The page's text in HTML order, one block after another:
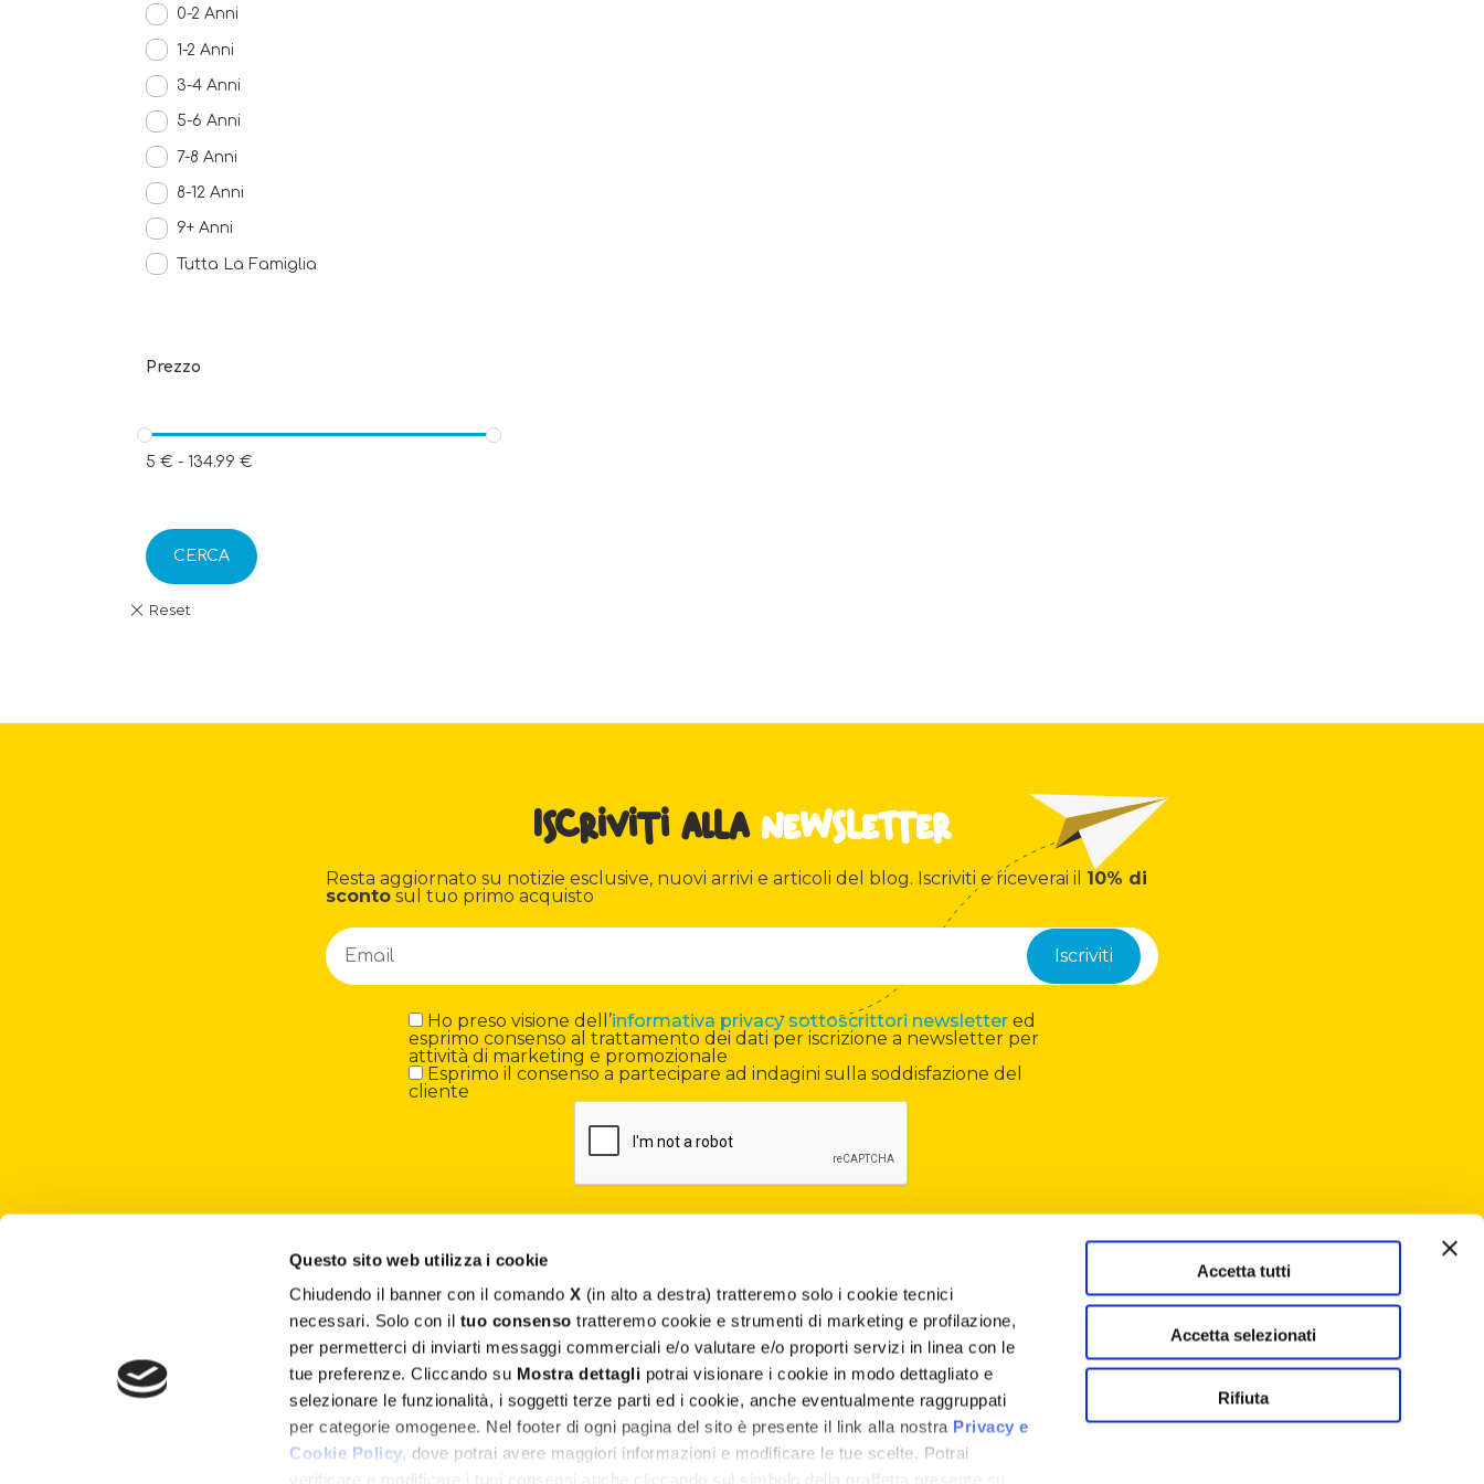
Questo sito web utilizza i cookie
Chiudendo il banner con il comando X (in alto a destra) tratteremo solo i cookie tecnici
necessari. Solo con il tuo consenso tratteremo cookie e strumenti di marketing e profilazione,
per permetterci di inviarti messaggi commerciali e/o valutare e/o proporti servizi in linea con le
tue preferenze. Cliccando su Mostra dettagli potrai visionare i cookie in modo dettagliato e
selezionare le funzionalità, i soggetti terze parti ed i cookie, anche eventualmente raggruppati
per categorie omogenee. Nel footer di ogni pagina del sito è presente il link alla nostra Privacy e
Cookie Policy, dove potrai avere maggiori informazioni e modificare le tue scelte. Potrai
verificare e modificare i tuoi consensi anche cliccando sul simbolo della graffetta presente su
Accetta tutti
Accetta selezionati
Rifiuta
0-2 Anni
1-2 Anni
3-4 Anni
5-6 Anni
7-8 Anni
8-12 Anni
9+ Anni
Tutta La Famiglia
Prezzo
5 € - 134.99 €
CERCA
Iscriviti alla newsletter
Resta aggiornato su notizie esclusive, nuovi arrivi e articoli del blog. Iscriviti e riceverai il 10% di
sconto sul tuo primo acquisto
Ho preso visione dell’informativa privacy sottoscrittori newsletter ed
esprimo consenso al trattamento dei dati per iscrizione a newsletter per
attività di marketing e promozionale
Esprimo il consenso a partecipare ad indagini sulla soddisfazione del
cliente
Lisciani TV
Contatti
Assistenza
Termini e Condizioni
Privacy e Cookie Policy